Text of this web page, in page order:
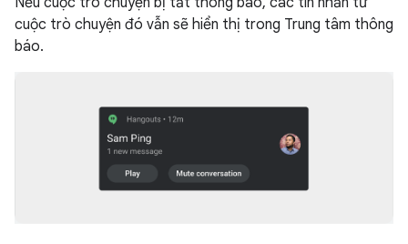
cuộc trò chuyện đó vẫn sẽ hiển thị trong Trung tâm thông
báo.